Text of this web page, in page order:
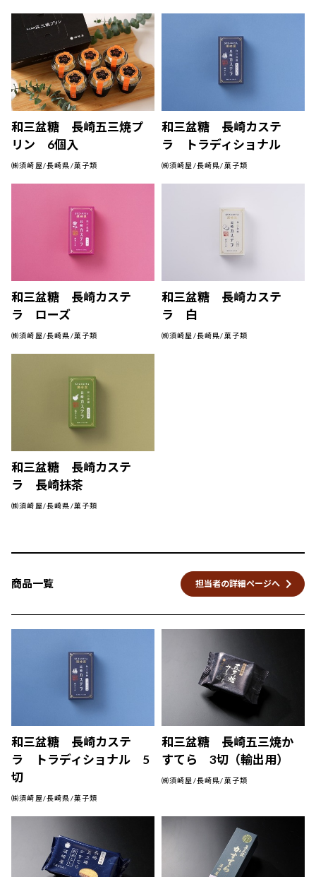
和三盆糖 長崎五三焼プ
リン 6個入
㈱須崎屋/長崎県/菓子類
和三盆糖 長崎カステ
ラ トラディショナル
㈱須崎屋/長崎県/菓子類
和三盆糖 長崎カステ
ラ ローズ
㈱須崎屋/長崎県/菓子類
和三盆糖 長崎カステ
ラ 白
㈱須崎屋/長崎県/菓子類
和三盆糖 長崎カステ
ラ 長崎抹茶
㈱須崎屋/長崎県/菓子類
商品一覧 担当者の詳細ページへ keyboard_arrow_right
和三盆糖 長崎カステ
ラ トラディショナル 5
切
㈱須崎屋/長崎県/菓子類
和三盆糖 長崎五三焼か
すてら 3切（輸出用）
㈱須崎屋/長崎県/菓子類